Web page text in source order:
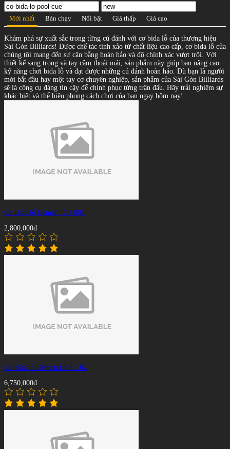
Mới nhất Bán chạy Nổi bật Giá thấp Giá cao
Khám phá sự xuất sắc trong từng cú đánh với cơ bida lỗ của thương hiệu
Sài Gòn Billiards! Được chế tác tinh xảo từ chất liệu cao cấp, cơ bida lỗ của
chúng tôi mang đến sự cân bằng hoàn hảo và độ chính xác vượt trội. Với
thiết kế sang trọng và tay cầm thoải mái, sản phẩm này giúp bạn nâng cao
kỹ năng chơi bida lỗ và đạt được những cú đánh hoàn hảo. Dù bạn là người
mới bắt đầu hay một tay cơ chuyên nghiệp, sản phẩm của Sài Gòn Billiards
sẽ là công cụ đáng tin cậy để chinh phục từng trận đấu. Hãy trải nghiệm sự
khác biệt và thể hiện phong cách chơi của bạn ngay hôm nay!
Cơ Bida lỗ Demon DJ1 001
2,800,000đ
Cơ bida lỗ Demon DF9-C02
6,750,000đ